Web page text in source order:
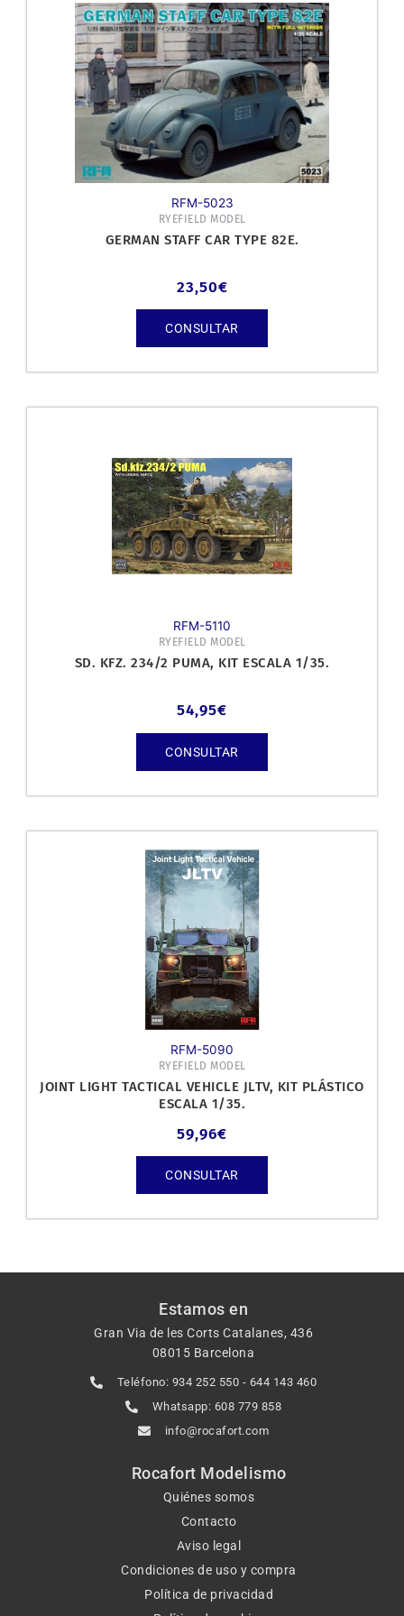
RFM-5023
RYEFIELD MODEL
GERMAN STAFF CAR TYPE 82E.
23,50€
CONSULTAR
RFM-5110
RYEFIELD MODEL
SD. KFZ. 234/2 PUMA, KIT ESCALA 1/35.
54,95€
CONSULTAR
RFM-5090
RYEFIELD MODEL
JOINT LIGHT TACTICAL VEHICLE JLTV, KIT PLÁSTICO
ESCALA 1/35.
59,96€
CONSULTAR
Estamos en
Gran Via de les Corts Catalanes, 436
08015 Barcelona
Teléfono: 934 252 550 - 644 143 460
Whatsapp: 608 779 858
info@rocafort.com
Rocafort Modelismo
Quiénes somos
Contacto
Aviso legal
Condiciones de uso y compra
Política de privacidad